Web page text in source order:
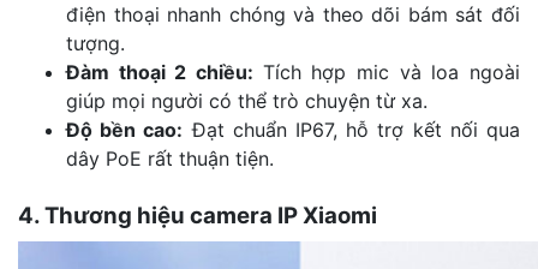
điện thoại nhanh chóng và theo dõi bám sát đối
tượng.
Đàm thoại 2 chiều: Tích hợp mic và loa ngoài
giúp mọi người có thể trò chuyện từ xa.
Độ bền cao: Đạt chuẩn IP67, hỗ trợ kết nối qua
dây PoE rất thuận tiện.
4. Thương hiệu camera IP Xiaomi